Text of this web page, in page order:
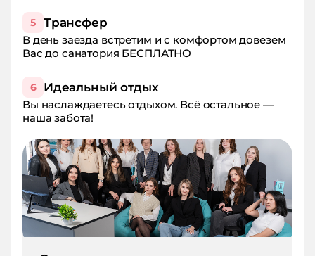
5 Трансфер
В день заезда встретим и с комфортом довезем
Вас до санатория БЕСПЛАТНО
6 Идеальный отдых
Вы наслаждаетесь отдыхом. Всё остальное —
наша забота!